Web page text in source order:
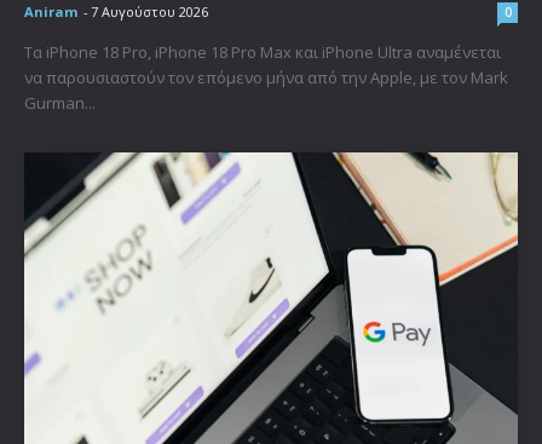
Aniram - 7 Αυγούστου 2026 0
Τα iPhone 18 Pro, iPhone 18 Pro Max και iPhone Ultra αναμένεται
να παρουσιαστούν τον επόμενο μήνα από την Apple, με τον Mark
Gurman...